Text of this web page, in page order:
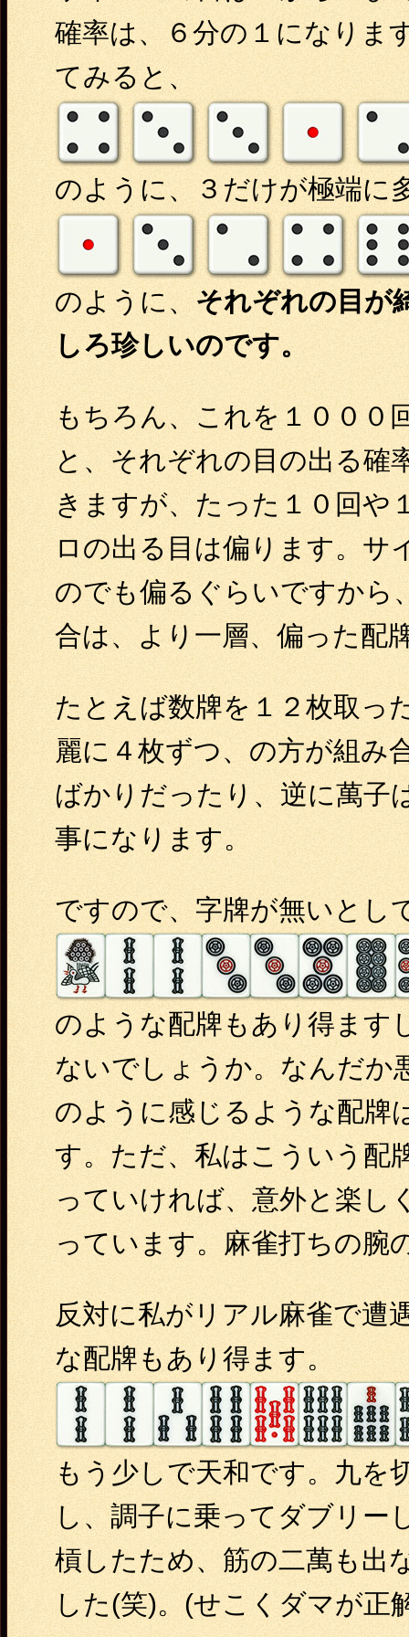
確率は、６分の１になりま
てみると、
のように、３だけが極端に
のように、 それぞれの目が
しろ珍しいのです。
もちろん、これを１０００
と、それぞれの目の出る確
きますが、たった１０回や
ロの出る目は偏ります。サ
のでも偏るぐらいですから
合は、より一層、偏った配
たとえば数牌を１２枚取っ
麗に４枚ずつ、の方が組み
ばかりだったり、逆に萬子
事になります。
ですので、字牌が無いとし
のような配牌もあり得ます
ないでしょうか。なんだか
のように感じるような配牌
す。ただ、私はこういう配
っていければ、意外と楽し
っています。麻雀打ちの腕
反対に私がリアル麻雀で遭
な配牌もあり得ます。
もう少しで天和です。九を
し、調子に乗ってダブリー
槓したため、筋の二萬も出
した(笑)。(せこくダマが正